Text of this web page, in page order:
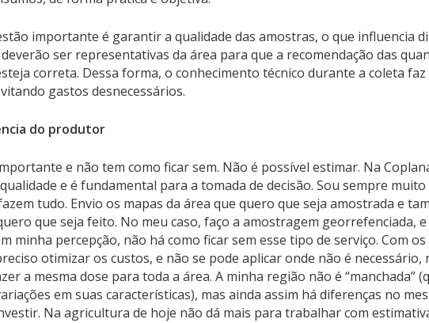
importante é garantir a qualidade das amostras, o que influencia
ser representativas da área para que a recomendação das
correta. Dessa forma, o conhecimento técnico durante a coleta
gastos desnecessários.
do produtor
e não tem como ficar sem. Não é possível estimar. Na
e é fundamental para a tomada de decisão. Sou sempre
tudo. Envio os mapas da área que quero que seja amostrada e
que seja feito. No meu caso, faço a amostragem georrefenciada, e
minha percepção, não há como ficar sem esse tipo de serviço. Com
otimizar os custos, e não se pode aplicar onde não é necessário,
a mesma dose para toda a área. A minha região não é “manchada”
em suas características), mas ainda assim há diferenças no
Na agricultura de hoje não dá mais para trabalhar com